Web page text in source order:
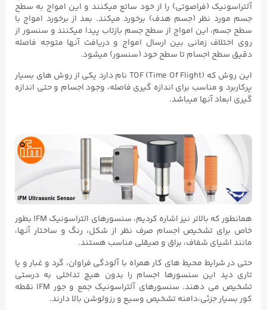
آلتراسونیک (فراصوتی) را از خود ساتع میکنند و این امواج به سطح
جسم مورد نظر (جسم هدف) برخورد میکند. بعد از برخورد امواج با
سطح جسم، این امواج از سطح جسم بازتاب پیدا میکنند و سنسور از
روی اختلاف زمانی بین ارسال امواج و دریافت آنها متوجه فاصله
دقیق سطح اجسام تا سطح خود (سنسور) میشود.
این روش که TOF (Time Of Flight) نام دارد یکی از روش های بسیار
پرکاربرد و مناسب برای اندازه گیری فاصله، وجود اجسام و حتی اندازه
گیری ابعاد آنها میباشد.
همانطور که بالاتر نیز اشاره کردیم، سنسورهای التراسونیک IFM بطور
خاص برای تشخیص اجسام صرف نظر از شکل، رنگ و ساختار آنها،
مانند اشیای شفاف، براق و صیقلی مناسب هستند.
حتی در شرایط محیط های کار همراه با آلودگی فراوان، گرد و غبار و یا
تاری دید این سنسورها اجسام را بدون هیچ تداخلی به درستی
تشخیص می دهند. سنسورهای آلتراسونیک جمع و جور IFM نقطه
کور بسیار جزئی،دامنه تشخیص وسیع و رزولوشن بالا دارند.